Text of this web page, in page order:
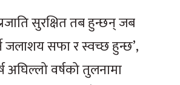
सुरक्षित तब हुन्छन् जब
जलाशय सफा र स्वच्छ हुन्छ’,
अघिल्लो वर्षको तुलनामा